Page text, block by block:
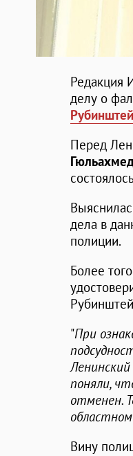
Редакция
делу о
Перед
дела в
полиции.
Более
"При
Ленинский
поняли,
отменен.
Вину